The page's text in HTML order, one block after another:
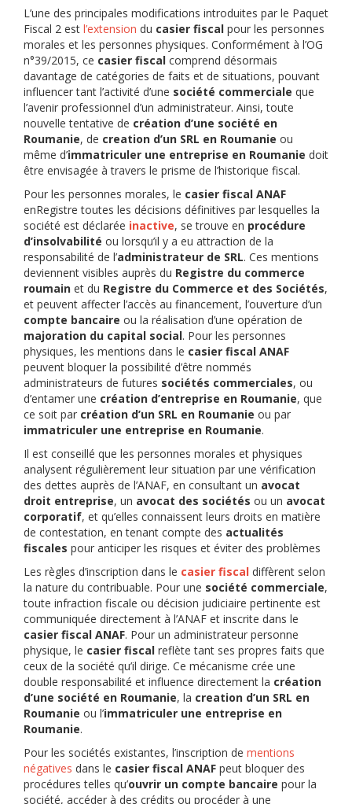
L’une des principales modifications introduites par le Paquet
Fiscal 2 est l’extension du casier fiscal pour les personnes
morales et les personnes physiques. Conformément à l’OG
n°39/2015, ce casier fiscal comprend désormais
davantage de catégories de faits et de situations, pouvant
influencer tant l’activité d’une société commerciale que
l’avenir professionnel d’un administrateur. Ainsi, toute
nouvelle tentative de création d’une société en
Roumanie, de creation d’un SRL en Roumanie ou
même d’immatriculer une entreprise en Roumanie doit
être envisagée à travers le prisme de l’historique fiscal.
Pour les personnes morales, le casier fiscal ANAF
enRegistre toutes les décisions définitives par lesquelles la
société est déclarée inactive, se trouve en procédure
d’insolvabilité ou lorsqu’il y a eu attraction de la
responsabilité de l’administrateur de SRL. Ces mentions
deviennent visibles auprès du Registre du commerce
roumain et du Registre du Commerce et des Sociétés,
et peuvent affecter l’accès au financement, l’ouverture d’un
compte bancaire ou la réalisation d’une opération de
majoration du capital social. Pour les personnes
physiques, les mentions dans le casier fiscal ANAF
peuvent bloquer la possibilité d’être nommés
administrateurs de futures sociétés commerciales, ou
d’entamer une création d’entreprise en Roumanie, que
ce soit par création d’un SRL en Roumanie ou par
immatriculer une entreprise en Roumanie.
Il est conseillé que les personnes morales et physiques
analysent régulièrement leur situation par une vérification
des dettes auprès de l’ANAF, en consultant un avocat
droit entreprise, un avocat des sociétés ou un avocat
corporatif, et qu’elles connaissent leurs droits en matière
de contestation, en tenant compte des actualités
fiscales pour anticiper les risques et éviter des problèmes
Les règles d’inscription dans le casier fiscal diffèrent selon
la nature du contribuable. Pour une société commerciale,
toute infraction fiscale ou décision judiciaire pertinente est
communiquée directement à l’ANAF et inscrite dans le
casier fiscal ANAF. Pour un administrateur personne
physique, le casier fiscal reflète tant ses propres faits que
ceux de la société qu’il dirige. Ce mécanisme crée une
double responsabilité et influence directement la création
d’une société en Roumanie, la creation d’un SRL en
Roumanie ou l’immatriculer une entreprise en
Roumanie.
Pour les sociétés existantes, l’inscription de mentions
négatives dans le casier fiscal ANAF peut bloquer des
procédures telles qu’ouvrir un compte bancaire pour la
société, accéder à des crédits ou procéder à une